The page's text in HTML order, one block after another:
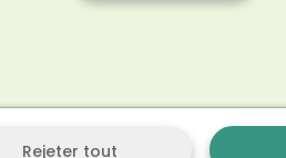
Rejeter tout